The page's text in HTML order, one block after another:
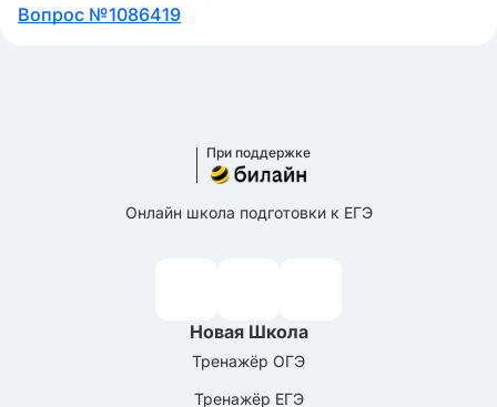
Вопрос №1086419
При поддержке
Онлайн школа подготовки к ЕГЭ
Новая Школа
Тренажёр ОГЭ
Тренажёр ЕГЭ